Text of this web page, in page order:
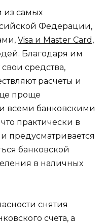
из самых
Федерации,
Visa и Master Card ,
Благодаря им
средства,
расчеты и
проще
всеми банковскими
практически в
предусматривается
банковской
в наличных
снятия
счета, а